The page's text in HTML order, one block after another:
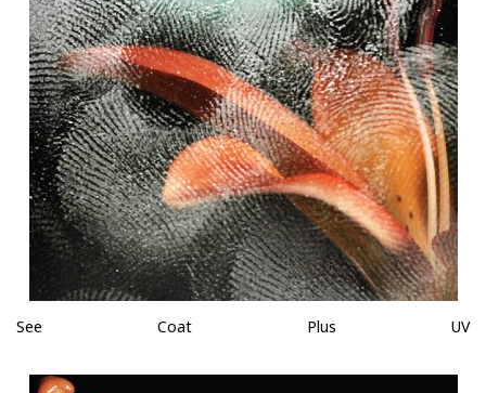
See Coat Plus UV